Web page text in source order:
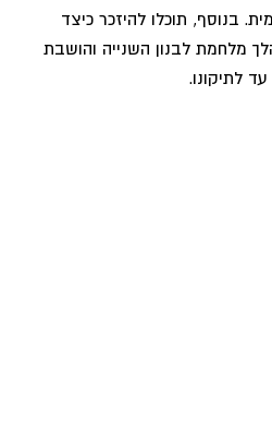
בנוסף, תוכלו להיזכר כיצד
מלחמת לבנון השנייה והושבת
לתיקונו.